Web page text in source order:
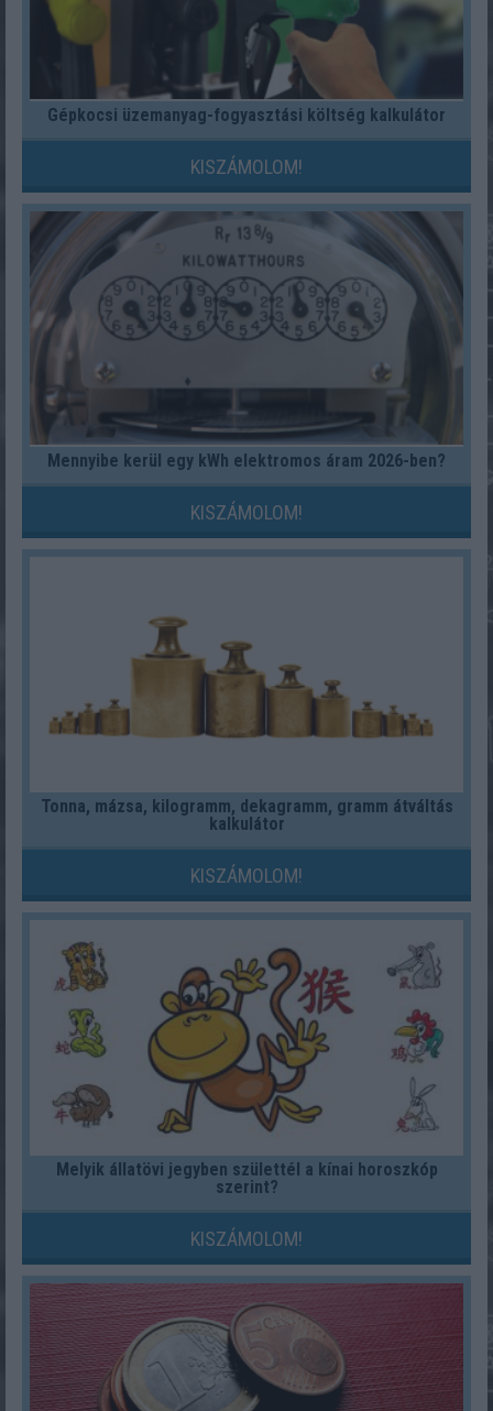
Gépkocsi üzemanyag-fogyasztási költség kalkulátor
KISZÁMOLOM!
Mennyibe kerül egy kWh elektromos áram 2026-ben?
KISZÁMOLOM!
Tonna, mázsa, kilogramm, dekagramm, gramm átváltás
kalkulátor
KISZÁMOLOM!
Melyik állatövi jegyben születtél a kínai horoszkóp
szerint?
KISZÁMOLOM!